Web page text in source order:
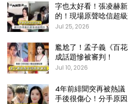
字也太好看！張凌赫
的！現場原聲唸信超級
Jul 25, 2026
尷尬了！孟子義《百
成話題慘被審判！
Jul 10, 2026
4年前緋聞突再被熱
手後很傷心！分手原